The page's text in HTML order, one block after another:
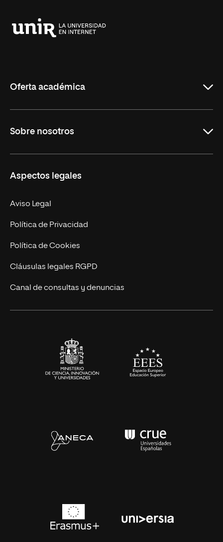
Oferta académica
Derecho
Empresa
MBA
Marketing y Comunicación
Ingeniería
Diseño
Ciencias de la Salud
Sobre nosotros
Nuestro Equipo
Contacto
Aspectos legales
Aviso Legal
Política de Privacidad
Política de Cookies
Cláusulas legales RGPD
Canal de consultas y denuncias